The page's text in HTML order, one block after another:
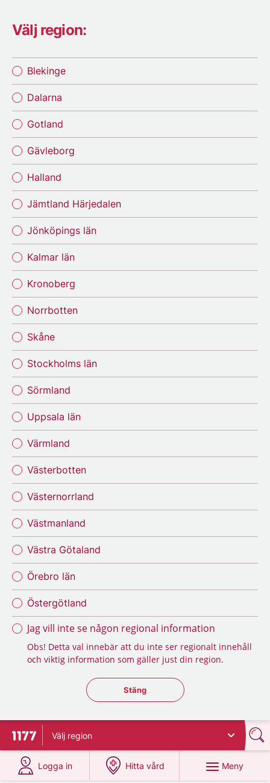
Välj region:
Blekinge
Dalarna
Gotland
Gävleborg
Halland
Jämtland Härjedalen
Jönköpings län
Kalmar län
Kronoberg
Norrbotten
Skåne
Stockholms län
Sörmland
Uppsala län
Värmland
Västerbotten
Västernorrland
Västmanland
Västra Götaland
Örebro län
Östergötland
Jag vill inte se någon regional information
Obs! Detta val innebär att du inte ser regionalt innehåll
och viktig information som gäller just din region.
Stäng regionsväljaren
Stäng
Till startsidan för 1177
Välj region
Logga in
på 1177.se
Hitta vård
på 1177.se
Meny